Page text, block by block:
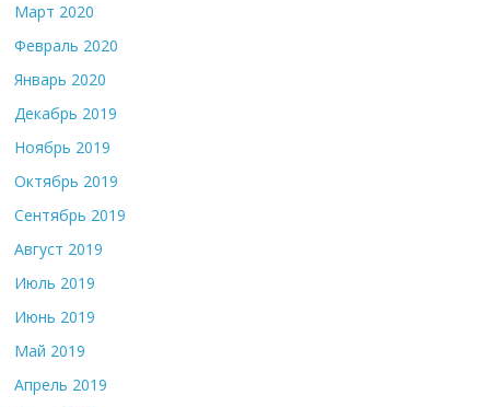
Март 2020
Февраль 2020
Январь 2020
Декабрь 2019
Ноябрь 2019
Октябрь 2019
Сентябрь 2019
Август 2019
Июль 2019
Июнь 2019
Май 2019
Апрель 2019